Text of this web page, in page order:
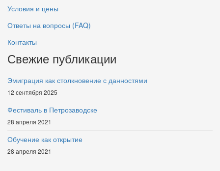
Условия и цены
Ответы на вопросы (FAQ)
Контакты
Свежие публикации
Эмиграция как столкновение с данностями
12 сентября 2025
Фестиваль в Петрозаводске
28 апреля 2021
Обучение как открытие
28 апреля 2021